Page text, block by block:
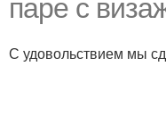
паре с
С удовольствием мы